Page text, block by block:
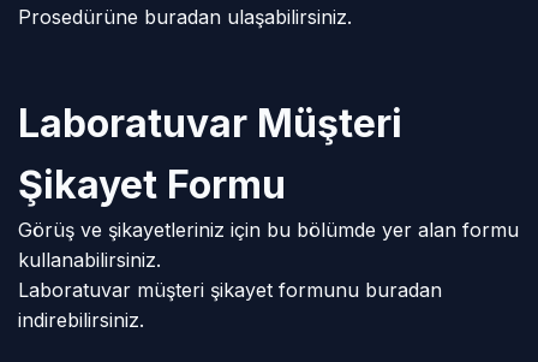
Prosedürüne buradan ulaşabilirsiniz.
Laboratuvar Müşteri
Şikayet Formu
Görüş ve şikayetleriniz için bu bölümde yer alan formu
kullanabilirsiniz.
Laboratuvar müşteri şikayet formunu buradan
indirebilirsiniz.